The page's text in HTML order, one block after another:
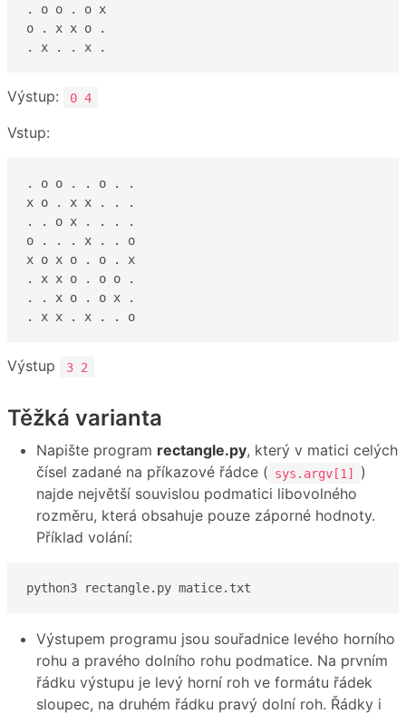
. o o . o x
o . x x o .
. x . . x .
Výstup: 0 4
Vstup:
. o o . . o . .
x o . x x . . .
. . o x . . . .
o . . . x . . o
x o x o . o . x
. x x o . o o .
. . x o . o x .
. x x . x . . o
Výstup 3 2
Těžká varianta
Napište program rectangle.py, který v matici celých
čísel zadané na příkazové řádce ( sys.argv[1]
)
najde největší souvislou podmatici libovolného
rozměru, která obsahuje pouze záporné hodnoty.
Příklad volání:
python3 rectangle.py matice.txt
Výstupem programu jsou souřadnice levého horního
rohu a pravého dolního rohu podmatice. Na prvním
řádku výstupu je levý horní roh ve formátu řádek
sloupec, na druhém řádku pravý dolní roh. Řádky i